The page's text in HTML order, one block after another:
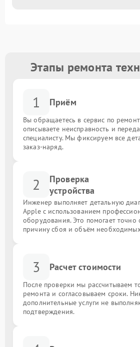
Этапы ремонта
1 Приём
Вы обращаетесь в сервис по
описываете неисправность и
специалисту. Мы фиксируем все
заказ-наряд.
2
Проверка
устройства
Инженер выполняет детальную
Apple с использованием
оборудования. Это помогает точно
причину сбоя и объём
3 Расчет стоимости
После проверки мы рассчитываем
ремонта и согласовываем сроки.
дополнительные услуги не
подтверждения.